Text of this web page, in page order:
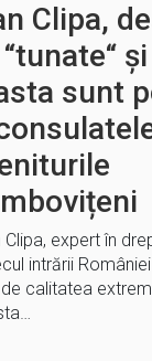
Clipa,
sunt
expert în
intrării
calitatea